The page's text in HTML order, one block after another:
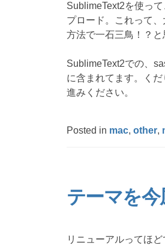
SublimeText2を使っ
プロード。これって
方法で一石三鳥！？と
SublimeText2での、
に含まれてます。く
進みください。
Posted in mac, other,
テーマを今
リニューアルってほ